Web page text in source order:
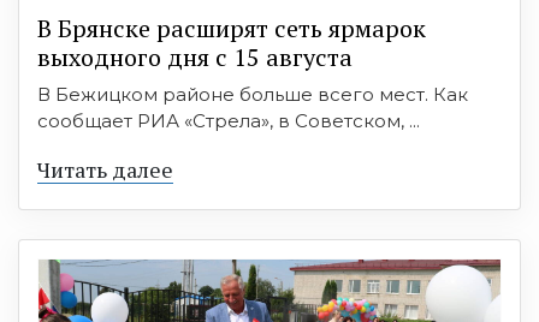
В Брянске расширят сеть ярмарок
выходного дня с 15 августа
В Бежицком районе больше всего мест. Как
сообщает РИА «Стрела», в Советском, ...
Читать далее